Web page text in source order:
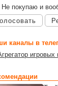
Не покупаю и
каналы в
игровых